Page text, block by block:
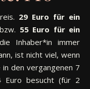
29 Euro für ein
bzw. 55 Euro für ein
Inhaber*in immer
ist nicht viel, wenn
den vergangenen 7
Euro besucht (für 2